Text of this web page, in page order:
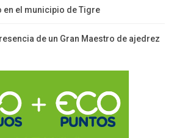
el municipio de Tigre
de un Gran Maestro de ajedrez